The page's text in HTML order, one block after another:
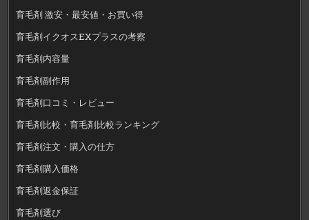
育毛剤 激安・最安値・お買い得
育毛剤イクオスEXプラスの考察
育毛剤内容量
育毛剤副作用
育毛剤口コミ・レビュー
育毛剤比較・育毛剤比較ランキング
育毛剤注文・購入の仕方
育毛剤購入価格
育毛剤返金保証
育毛剤選び